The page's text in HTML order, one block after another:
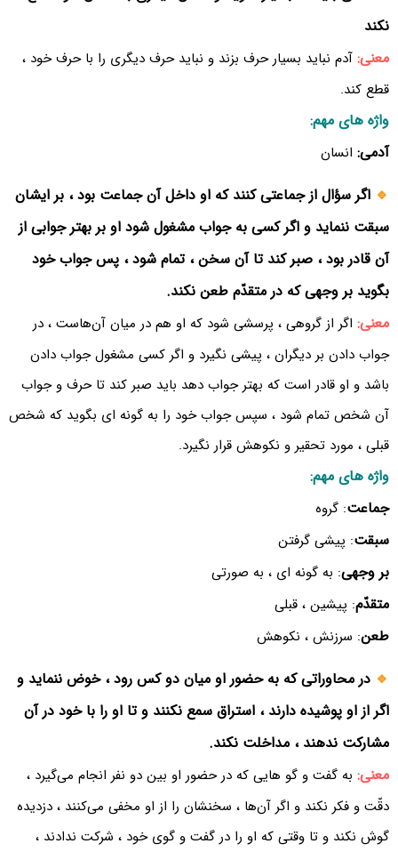
نکند
معنی: آدم نباید بسیار حرف بزند و نباید حرف دیگری را با حرف خود ،
قطع کند.
واژه های مهم:
آدمی: انسان
🔹 اگر سؤال از جماعتی کنند که او داخل آن جماعت بود ، بر ایشان
سبقت ننماید و اگر کسی به جواب مشغول شود او بر بهتر جوابی از
آن قادر بود ، صبر کند تا آن سخن ، تمام شود ، پس جواب خود
بگوید بر وجهی که در متقدّم طعن نکند.
معنی: اگر از گروهی ، پرسشی شود که او هم در میان آن‌هاست ، در
جواب دادن بر دیگران ، پیشی نگیرد و اگر کسی مشغول جواب دادن
باشد و او قادر است که بهتر جواب دهد باید صبر کند تا حرف و جواب
آن شخص تمام شود ، سپس جواب خود را به گونه ای بگوید که شخص
قبلی ، مورد تحقیر و نکوهش قرار نگیرد.
واژه های مهم:
جماعت: گروه
سبقت: پیشی گرفتن
بر وجهی: به گونه ای ، به صورتی
متقدّم: پیشین ، قبلی
طعن: سرزنش ، نکوهش
🔹 در محاوراتی که به حضور او میان دو کس رود ، خوض ننماید و
اگر از او پوشیده دارند ، استراق سمع نکنند و تا او را با خود در آن
مشارکت ندهند ، مداخلت نکند.
معنی: به گفت و گو هایی که در حضور او بین دو نفر انجام می‌گیرد ،
دقّت و فکر نکند و اگر آن‌ها ، سخنشان را از او مخفی می‌کنند ، دزدیده
گوش نکند و تا وقتی که او را در گفت و گوی خود ، شرکت ندادند ،